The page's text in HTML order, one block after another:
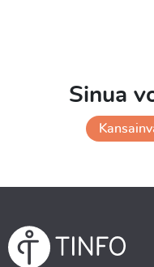
Sinua